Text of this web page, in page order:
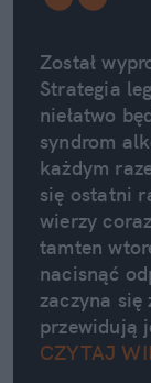
Został
Strategia
niełatwo
syndrom
każdym
się ostatni
wierzy
tamten
nacisnąć
zaczyna
CZYTAJ